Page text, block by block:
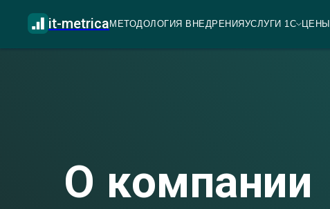
it-metricaМЕТОДОЛОГИЯ ВНЕДРЕНИЯУСЛУГИ 1С ЦЕНЫ
О компании